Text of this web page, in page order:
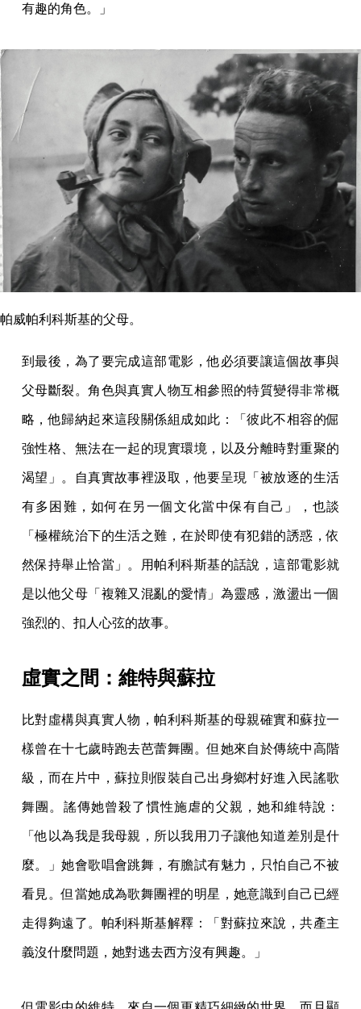
有趣的角色。」
帕威帕利科斯基的父母。
到最後，為了要完成這部電影，他必須要讓這個故事與
父母斷裂。角色與真實人物互相參照的特質變得非常概
略，他歸納起來這段關係組成如此：「彼此不相容的倔
強性格、無法在一起的現實環境，以及分離時對重聚的
渴望」。自真實故事裡汲取，他要呈現「被放逐的生活
有多困難，如何在另一個文化當中保有自己」，也談
「極權統治下的生活之難，在於即使有犯錯的誘惑，依
然保持舉止恰當」。用帕利科斯基的話說，這部電影就
是以他父母「複雜又混亂的愛情」為靈感，激盪出一個
強烈的、扣人心弦的故事。
虛實之間：維特與蘇拉
比對虛構與真實人物，帕利科斯基的母親確實和蘇拉一
樣曾在十七歲時跑去芭蕾舞團。但她來自於傳統中高階
級，而在片中，蘇拉則假裝自己出身鄉村好進入民謠歌
舞團。謠傳她曾殺了慣性施虐的父親，她和維特說：
「他以為我是我母親，所以我用刀子讓他知道差別是什
麼。」她會歌唱會跳舞，有膽試有魅力，只怕自己不被
看見。但當她成為歌舞團裡的明星，她意識到自己已經
走得夠遠了。帕利科斯基解釋：「對蘇拉來說，共產主
義沒什麼問題，她對逃去西方沒有興趣。」